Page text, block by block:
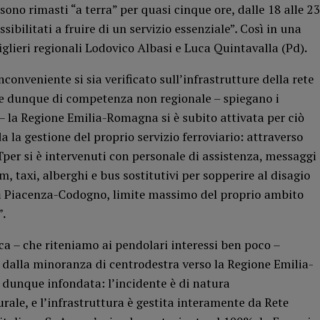
rimasti “a terra” per quasi cinque ore, dalle 18 alle 23
a fruire di un servizio essenziale”. Così in una
regionali Lodovico Albasi e Luca Quintavalla (Pd).
si sia verificato sull’infrastrutture della rete
dunque di competenza non regionale – spiegano i
la Regione Emilia-Romagna si è subito attivata per ciò
la gestione del proprio servizio ferroviario: attraverso
si è intervenuti con personale di assistenza, messaggi
taxi, alberghi e bus sostitutivi per sopperire al disagio
Codogno, limite massimo del proprio ambito
– che riteniamo ai pendolari interessi ben poco –
minoranza di centrodestra verso la Regione Emilia-
dunque infondata: l’incidente è di natura
e l’infrastruttura è gestita interamente da Rete